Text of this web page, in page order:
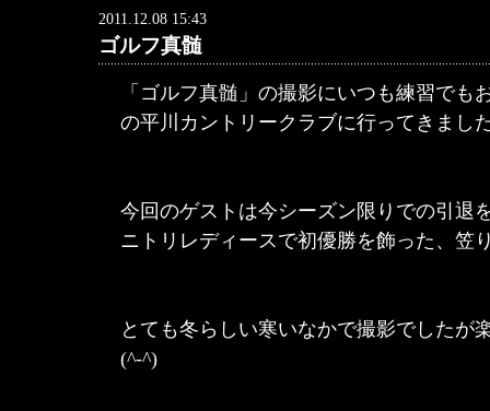
2011.12.08 15:43
ゴルフ真髄
「ゴルフ真髄」の撮影にいつも練習でも
の平川カントリークラブに行ってきまし
今回のゲストは今シーズン限りでの引退
ニトリレディースで初優勝を飾った、笠
とても冬らしい寒いなかで撮影でしたが
(^-^)